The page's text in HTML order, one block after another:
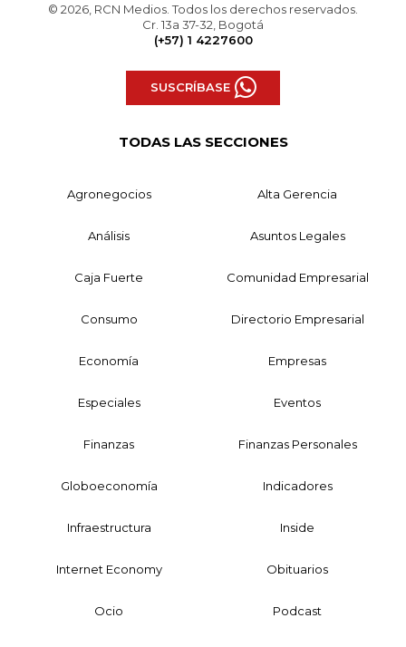
© 2026, RCN Medios. Todos los derechos reservados.
Cr. 13a 37-32, Bogotá
(+57) 1 4227600
SUSCRÍBASE
TODAS LAS SECCIONES
Agronegocios Alta Gerencia
Análisis Asuntos Legales
Caja Fuerte Comunidad Empresarial
Consumo Directorio Empresarial
Economía Empresas
Especiales Eventos
Finanzas Finanzas Personales
Globoeconomía Indicadores
Infraestructura Inside
Internet Economy Obituarios
Ocio Podcast